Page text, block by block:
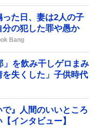
った日、妻は2人の子
の犯した罪や愚か
Bang
を飲み干しゲロまみ
失くした」子供時代
』人間のいいところ
インタビュー】